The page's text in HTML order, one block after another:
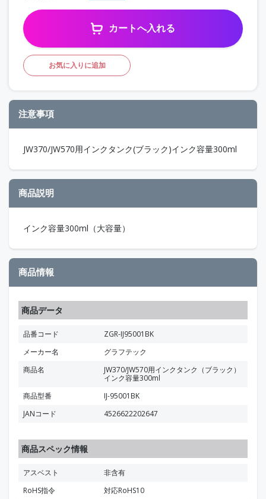
カートへ入れる
お気に入りに追加
注意事項
JW370/JW570用インクタンク(ブラック)インク容量300ml
商品説明
インク容量300ml（大容量）
商品情報
商品データ
品番コード
ZGR-IJ95001BK
メーカー名
グラフテック
商品名
JW370/JW570用インクタンク（ブラック）
インク容量300ml
商品型番
IJ-95001BK
JANコード
4526622202647
商品スペック情報
アスベスト
非含有
RoHS指令
対応RoHS10